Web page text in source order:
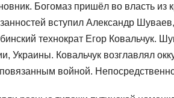
Богомаз пришёл во власть из
вступил Александр
технократ Егор Ковальчук.
Украины. Ковальчук возглавлял
войной.